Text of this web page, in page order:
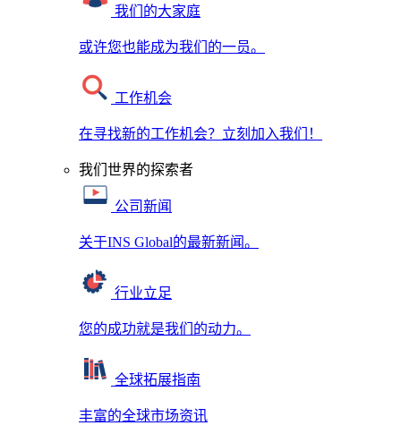
我们的大家庭
或许您也能成为我们的一员。
工作机会
在寻找新的工作机会？立刻加入我们！
我们世界的探索者
公司新闻
关于INS Global的最新新闻。
行业立足
您的成功就是我们的动力。
全球拓展指南
丰富的全球市场资讯